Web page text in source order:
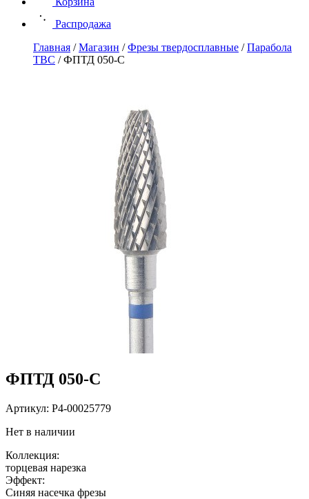
Распродажа
Главная /Магазин /Фрезы твердосплавные /Парабола
ТВС /ФПТД 050-С
ФПТД 050-С
Артикул: P4-00025779
Нет в наличии
Коллекция:
торцевая нарезка
Эффект:
Cиняя насечка фрезы